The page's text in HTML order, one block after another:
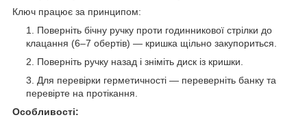
Ключ працює за принципом:
Поверніть бічну ручку проти годинникової стрілки до
клацання (6–7 обертів) — кришка щільно закупориться.
Поверніть ручку назад і зніміть диск із кришки.
Для перевірки герметичності — переверніть банку та
перевірте на протікання.
Особливості: